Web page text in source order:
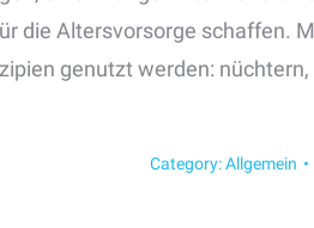
die Altersvorsorge schaffen.
genutzt werden:
Category:Allgemein